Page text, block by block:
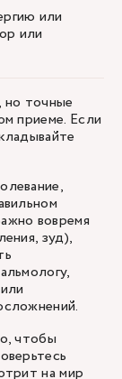
или
или
но точные
приеме. Если
вовремя
зуд),
чтобы
на мир